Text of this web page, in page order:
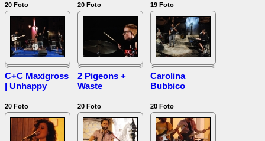
20 Foto 20 Foto 19 Foto
C+C Maxigross
| Unhappy
20 Foto
2 Pigeons +
Waste
20 Foto
Carolina
Bubbico
20 Foto